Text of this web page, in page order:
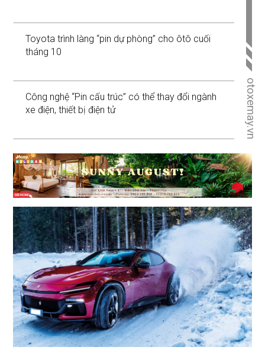
otoxemay.vn
Toyota trình làng “pin dự phòng” cho ôtô cuối
tháng 10
Công nghệ “Pin cấu trúc” có thể thay đổi ngành
xe điện, thiết bị điện tử